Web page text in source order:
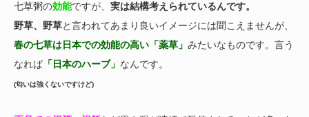
七草粥の効能ですが、 実は結構考えられているんです。
野草、野草と言われてあまり良いイメージには聞こえませんが、
春の七草は日本での効能の高い「薬草」 みたいなものです。言う
なれば 「日本のハーブ」 なんです。
(匂いは強くないですけど)